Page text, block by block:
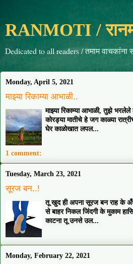
RANMOTI /
Dedicated to all readers / तमाम वाचकांना
Monday, April 5, 2021
माझ्या रिकाम्या आभाळी..
माझ्या रिकाम्या आभाळी, तुझे
कोरड्या मातीचे हे जग काळ्या
घेर काळोखात लपल...
1 comment:
Tuesday, March 23, 2021
सूरज बन..!
तू खुद ही अपना सूरज बन राह के
से बाहर निकल जिंदगी के मुकाम
काटना तू उनसे उल...
Monday, February 22, 2021